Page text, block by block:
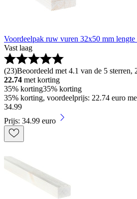
Voordeelpak ruw vuren 32x50 mm lengte
Vast laag
(23)Beoordeeld met 4.1 van de 5 sterren,
22.74 met korting
35% korting35% korting
35% korting, voordeelprijs: 22.74 euro
34.99
Prijs: 34.99 euro